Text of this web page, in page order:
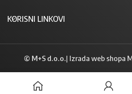
KORISNI LINKOVI
© M+S d.o.o.| Izrada web shopa